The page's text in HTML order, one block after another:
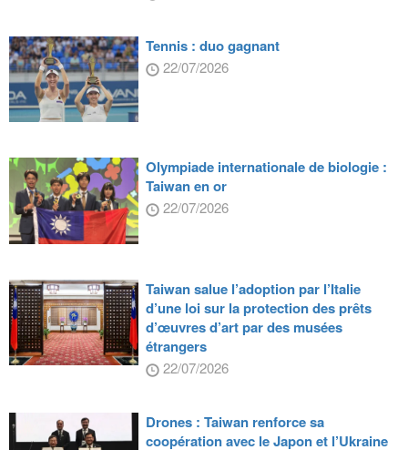
Tennis : duo gagnant
22/07/2026
Olympiade internationale de biologie :
Taiwan en or
22/07/2026
Taiwan salue l’adoption par l’Italie
d’une loi sur la protection des prêts
d’œuvres d’art par des musées
étrangers
22/07/2026
Drones : Taiwan renforce sa
coopération avec le Japon et l’Ukraine